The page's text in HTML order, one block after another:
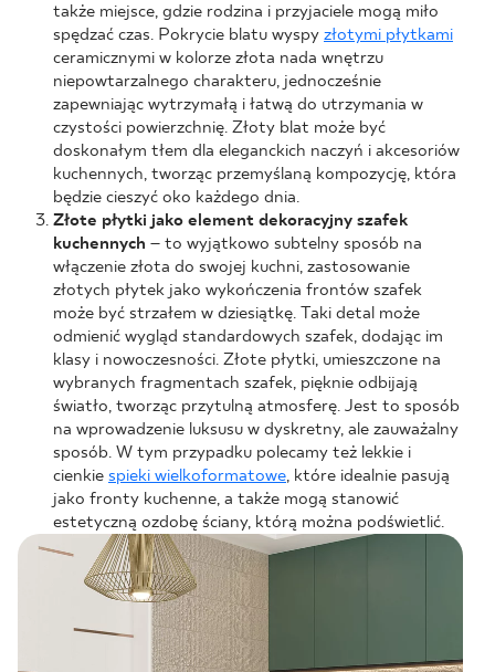
także miejsce, gdzie rodzina i przyjaciele mogą miło
spędzać czas. Pokrycie blatu wyspy złotymi płytkami
ceramicznymi w kolorze złota nada wnętrzu
niepowtarzalnego charakteru, jednocześnie
zapewniając wytrzymałą i łatwą do utrzymania w
czystości powierzchnię. Złoty blat może być
doskonałym tłem dla eleganckich naczyń i akcesoriów
kuchennych, tworząc przemyślaną kompozycję, która
będzie cieszyć oko każdego dnia.
Złote płytki jako element dekoracyjny szafek
kuchennych – to wyjątkowo subtelny sposób na
włączenie złota do swojej kuchni, zastosowanie
złotych płytek jako wykończenia frontów szafek
może być strzałem w dziesiątkę. Taki detal może
odmienić wygląd standardowych szafek, dodając im
klasy i nowoczesności. Złote płytki, umieszczone na
wybranych fragmentach szafek, pięknie odbijają
światło, tworząc przytulną atmosferę. Jest to sposób
na wprowadzenie luksusu w dyskretny, ale zauważalny
sposób. W tym przypadku polecamy też lekkie i
cienkie spieki wielkoformatowe, które idealnie pasują
jako fronty kuchenne, a także mogą stanowić
estetyczną ozdobę ściany, którą można podświetlić.